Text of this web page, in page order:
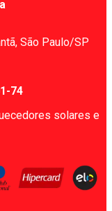
São Paulo/SP
74
solares e